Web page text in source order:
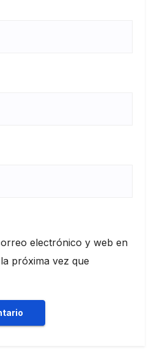
electrónico y web en
próxima vez que